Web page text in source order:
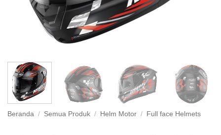
Beranda / Semua Produk / Helm Motor / Full face Helmets